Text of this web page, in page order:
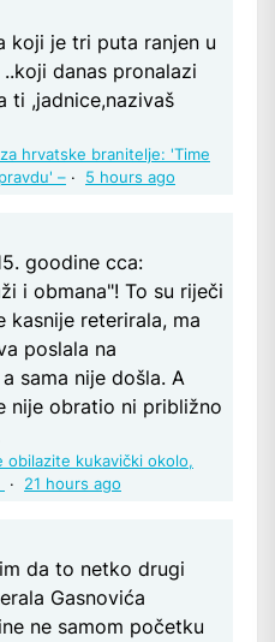
koji je tri puta ranjen u
danas pronalazi
ti ,jadnice,nazivaš
hrvatske branitelje: 'Time
– · 5 hours ago
goodine cca:
i obmana"! To su riječi
kasnije reterirala, ma
poslala na
sama nije došla. A
nije obratio ni približno
obilazite kukavički okolo,
· 21 hours ago
da to netko drugi
Gasnovića
ne samom početku